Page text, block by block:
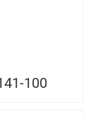
100